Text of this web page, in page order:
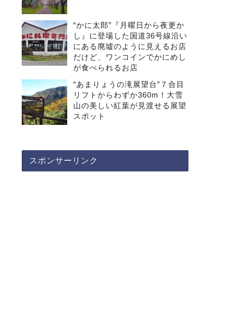
“かに太郎”『月曜日から夜更か
し』に登場した国道36号線沿い
にある廃墟のように見えるお店
だけど、ワンコインでかにめし
が食べられるお店
“あまりょうの滝展望台”７合目
リフトからわずか360m！大雪
山の美しい紅葉が見渡せる展望
スポット
スポンサーリンク